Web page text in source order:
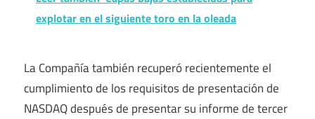
explotar en el siguiente toro en la oleada
La Compañía también recuperó recientemente el
cumplimiento de los requisitos de presentación de
NASDAQ después de presentar su informe de tercer